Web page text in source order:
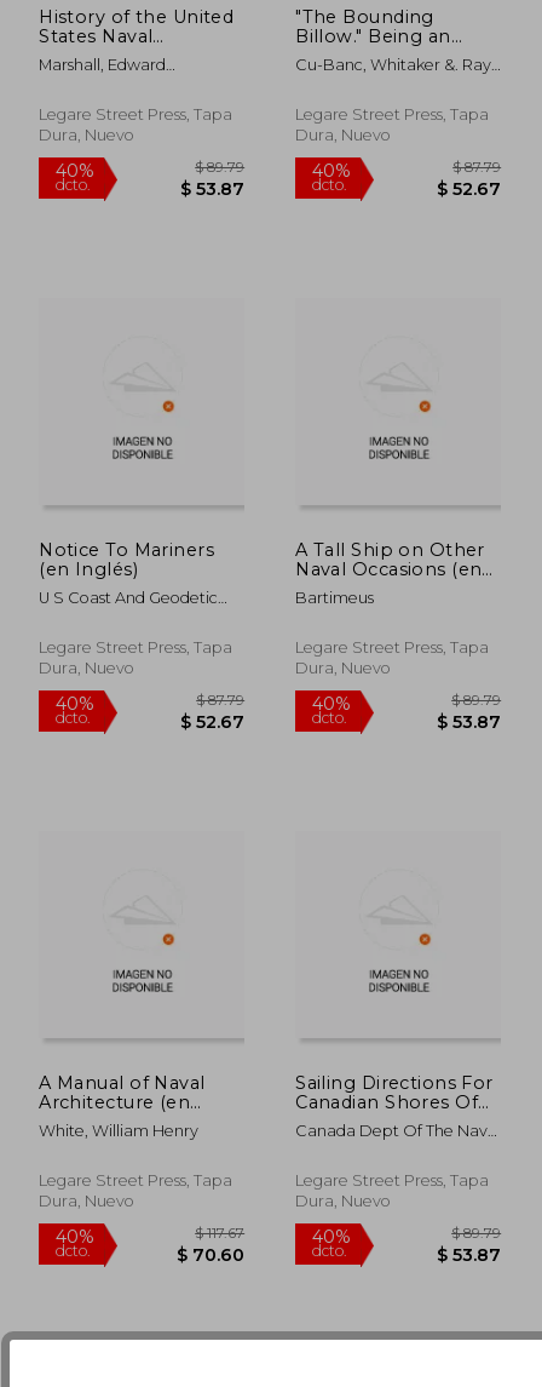
40%
dcto.
40%
dcto. $
History of the United
States Naval
Academy, With
Biographical
Names of all the Sup
(en Inglés)
Marshall, Edward
Legare Street Press, Tapa
Dura, Nuevo
$ 53.87
"The Bounding
Billow." Being an
Authentic Account of
the Memorable
Flagship "Olympia"
From 1895 to 1899,
Differe (en Inglés)
Cu-Banc, Whitaker &. Ray
Stanley ; Smith, Abraham
L.
Legare Street Press, Tapa
Dura, Nuevo
$
Notice To Mariners
(en Inglés)
U S Coast And Geodetic
Legare Street Press, Tapa
Dura, Nuevo
A Tall Ship on Other
Naval Occasions (en
Inglés)
Bartimeus
Legare Street Press, Tapa
Dura, Nuevo
A Manual of Naval
Architecture (en
Inglés)
White, William Henry
Legare Street Press, Tapa
Dura, Nuevo
Sailing Directions For
Canadian Shores Of
Lake Ontario (en
Inglés)
Canada Dept Of The Naval
Legare Street Press, Tapa
Dura, Nuevo